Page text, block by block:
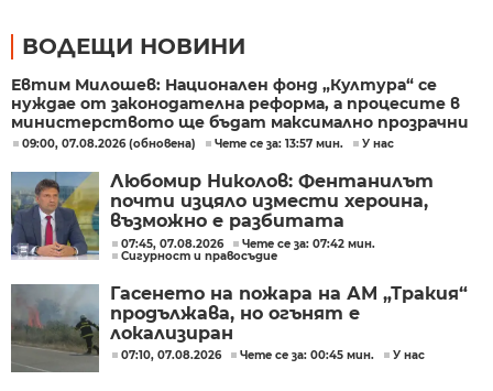
ВОДЕЩИ НОВИНИ
Евтим Милошев: Национален фонд „Култура“ се
нуждае от законодателна реформа, а процесите в
министерството ще бъдат максимално прозрачни
09:00, 07.08.2026 (обновена) Чете се за: 13:57 мин. У нас
Любомир Николов: Фентанилът
почти изцяло измести хероина,
възможно е разбитата
лаборатория да е единствената у
нас
07:45, 07.08.2026
Чете се за: 07:42 мин.
Сигурност и правосъдие
Гасенето на пожара на АМ „Тракия“
продължава, но огънят е
локализиран
07:10, 07.08.2026 Чете се за: 00:45 мин. У нас